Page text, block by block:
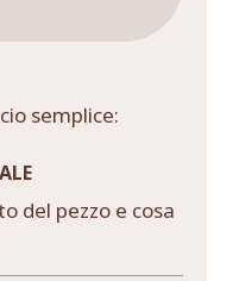
semplice:
del pezzo e cosa